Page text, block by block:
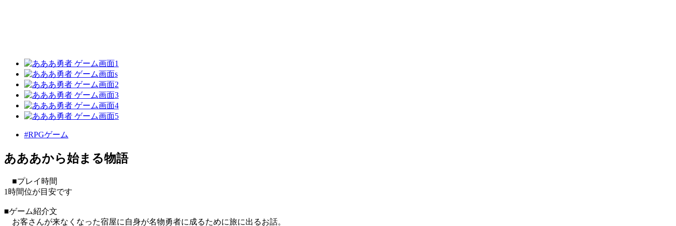
#RPGゲーム
あああから始まる物語
■プレイ時間
1時間位が目安です
■ゲーム紹介文
お客さんが来なくなった宿屋に自身が名物勇者に成るために旅に出るお話。